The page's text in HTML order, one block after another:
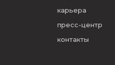
карьера
пресс-центр
контакты